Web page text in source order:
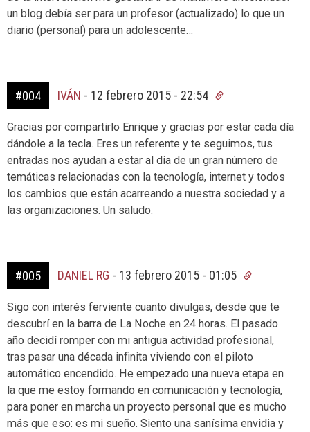
un blog debía ser para un profesor (actualizado) lo que un
diario (personal) para un adolescente…
#004 IVÁN - 12 febrero 2015 - 22:54
Gracias por compartirlo Enrique y gracias por estar cada día
dándole a la tecla. Eres un referente y te seguimos, tus
entradas nos ayudan a estar al día de un gran número de
temáticas relacionadas con la tecnología, internet y todos
los cambios que están acarreando a nuestra sociedad y a
las organizaciones. Un saludo.
#005 DANIEL RG - 13 febrero 2015 - 01:05
Sigo con interés ferviente cuanto divulgas, desde que te
descubrí en la barra de La Noche en 24 horas. El pasado
año decidí romper con mi antigua actividad profesional,
tras pasar una década infinita viviendo con el piloto
automático encendido. He empezado una nueva etapa en
la que me estoy formando en comunicación y tecnología,
para poner en marcha un proyecto personal que es mucho
más que eso: es mi sueño. Siento una sanísima envidia y